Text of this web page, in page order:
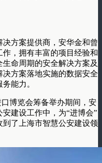
方案提供商，安华金和曾
，拥有丰富的项目经验和
命周期的安全解决方案及
方案落地实施的数据安全
能力。
博览会筹备举办期间，安
建设工作中，为“进博会”
了上海市智慧公安建设领